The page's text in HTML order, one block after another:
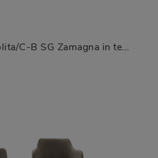
Con questa sedia Lolita/C-B SG Zamagna in tessuto, una tra le nostre sedute sgabelli moderne, potrai valorizzare i tuoi interni.